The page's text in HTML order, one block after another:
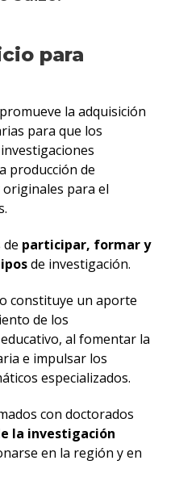
para
la adquisición
para que los
producción de
para el
de participar, formar y
de investigación.
constituye un aporte
de los
al fomentar la
e impulsar los
especializados.
con doctorados
la investigación
en la región y en